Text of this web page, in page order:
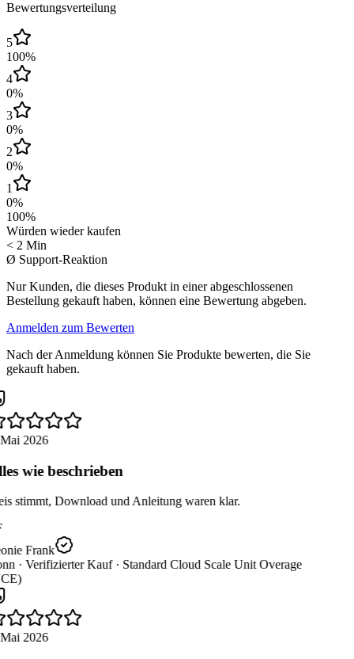
Bewertungsverteilung
5
100%
4
0%
3
0%
2
0%
1
0%
100%
Würden wieder kaufen
< 2 Min
Ø Support-Reaktion
Nur Kunden, die dieses Produkt in einer abgeschlossenen
Bestellung gekauft haben, können eine Bewertung abgeben.
Anmelden zum Bewerten
Nach der Anmeldung können Sie Produkte bewerten, die Sie
gekauft haben.
2026
wie beschrieben
stimmt, Download und Anleitung waren klar.
Frank
· Verifizierter Kauf · Standard Cloud Scale Unit Overage
2026